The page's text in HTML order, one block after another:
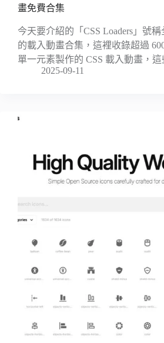
畫免費合集
今天要介紹的「CSS Loaders」號
的載入動畫合集，這裡收錄超過
單一元素製作的 CSS 載入動畫，
2025-09-11